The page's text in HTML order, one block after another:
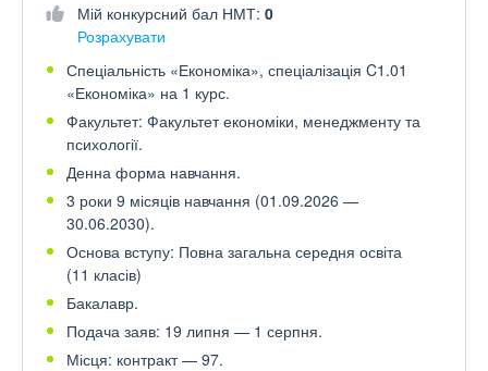
Мій конкурсний бал НМТ: 0
Розрахувати
Спеціальність «Економіка», спеціалізація C1.01
«Економіка» на 1 курс.
Факультет: Факультет економіки, менеджменту та
психології.
Денна форма навчання.
3 роки 9 місяців навчання (01.09.2026 —
30.06.2030).
Основа вступу: Повна загальна середня освіта
(11 класів)
Бакалавр.
Подача заяв: 19 липня — 1 серпня.
Місця: контракт — 97.